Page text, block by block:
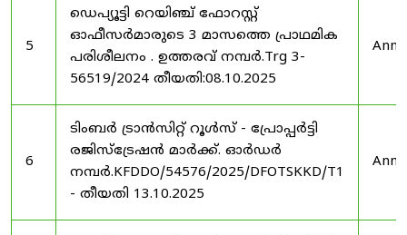
5
ഡെപ്യൂട്ടി റെയിഞ്ച് ഫോറസ്റ്റ്
ഓഫീസർമാരുടെ 3 മാസത്തെ പ്രാഥമിക
പരിശീലനം . ഉത്തരവ് നമ്പർ.Trg 3-
56519/2024 തീയതി:08.10.2025
6
ടിംബർ ട്രാൻസിറ്റ് റൂൾസ് - പ്രോപ്പർട്ടി
രജിസ്ട്രേഷൻ മാർക്ക്. ഓർഡർ
നമ്പർ.KFDDO/54576/2025/DFOTSKKD/T1
- തീയതി 13.10.2025